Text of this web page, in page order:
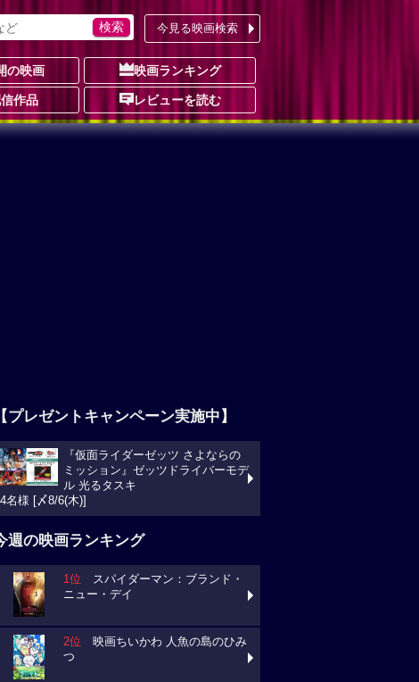
今見る映画検索
の映画 映画ランキング
作品 レビューを読む
【プレゼントキャンペーン実施中】
『仮面ライダーゼッツ さよならの
ミッション』ゼッツドライバーモデ
ル 光るタスキ
4名様 [〆8/6(木)]
週の映画ランキング
1位 スパイダーマン：ブランド・
ニュー・デイ
2位 映画ちいかわ 人魚の島のひみ
つ